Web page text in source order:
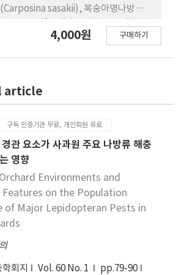
sasakii), 복숭아명나방
방출제에 2종 혹은 3종의 성페로몬 미끼
혼합미끼를 이용한 복숭아원에서의 성
복숭아순나방에 대한 혼합미끼의 유인
찰되지 않았다. 복숭아심식나방 유인은
과원 모두에서 혼합미끼의 유인력은 단
높았다. 복숭아명나방 유인에서는 포
적어 평가가 불가능하였다. 이상의 결과
나방과 복숭아심식나방 혼합미끼는 예
있을 것으로 추정되었다.
4,000원 구매하기
article
구독 인증기관 무료, 개인회원 유료
관 요소가 사과원 주요 나방류 해충
영향
Environments and
Features on the Population
of Major Lepidopteran Pests in
회지 Vol. 60 No. 1
pp.79-90